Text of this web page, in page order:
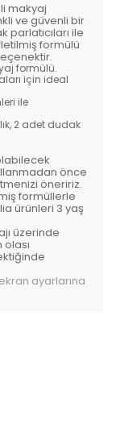
makyaj
ve güvenli bir
parlatıcıları ile
formülü
formülü.
için ideal
ile
2 adet dudak
önce
öneririz.
formüllerle
ürünleri 3 yaş
üzerinde
ayarlarına